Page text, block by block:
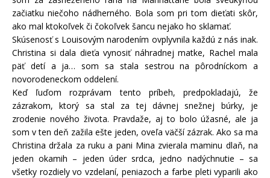
začiatku niečoho nádherného. Bola som pri tom dieťati skôr,
ako mal ktokoľvek či čokoľvek šancu nejako ho sklamať.
Skúsenosť s Louisovým narodením ovplyvnila každú z nás inak.
Christina si dala dieťa vynosiť náhradnej matke, Rachel mala
päť detí a ja… som sa stala sestrou na pôrodníckom a
novorodeneckom oddelení.
Keď ľuďom rozprávam tento príbeh, predpokladajú, že
zázrakom, ktorý sa stal za tej dávnej snežnej búrky, je
zrodenie nového života. Pravdaže, aj to bolo úžasné, ale ja
som v ten deň zažila ešte jeden, oveľa väčší zázrak. Ako sa ma
Christina držala za ruku a pani Mina zvierala maminu dlaň, na
jeden okamih – jeden úder srdca, jedno nadýchnutie – sa
všetky rozdiely vo vzdelaní, peniazoch a farbe pleti vyparili ako